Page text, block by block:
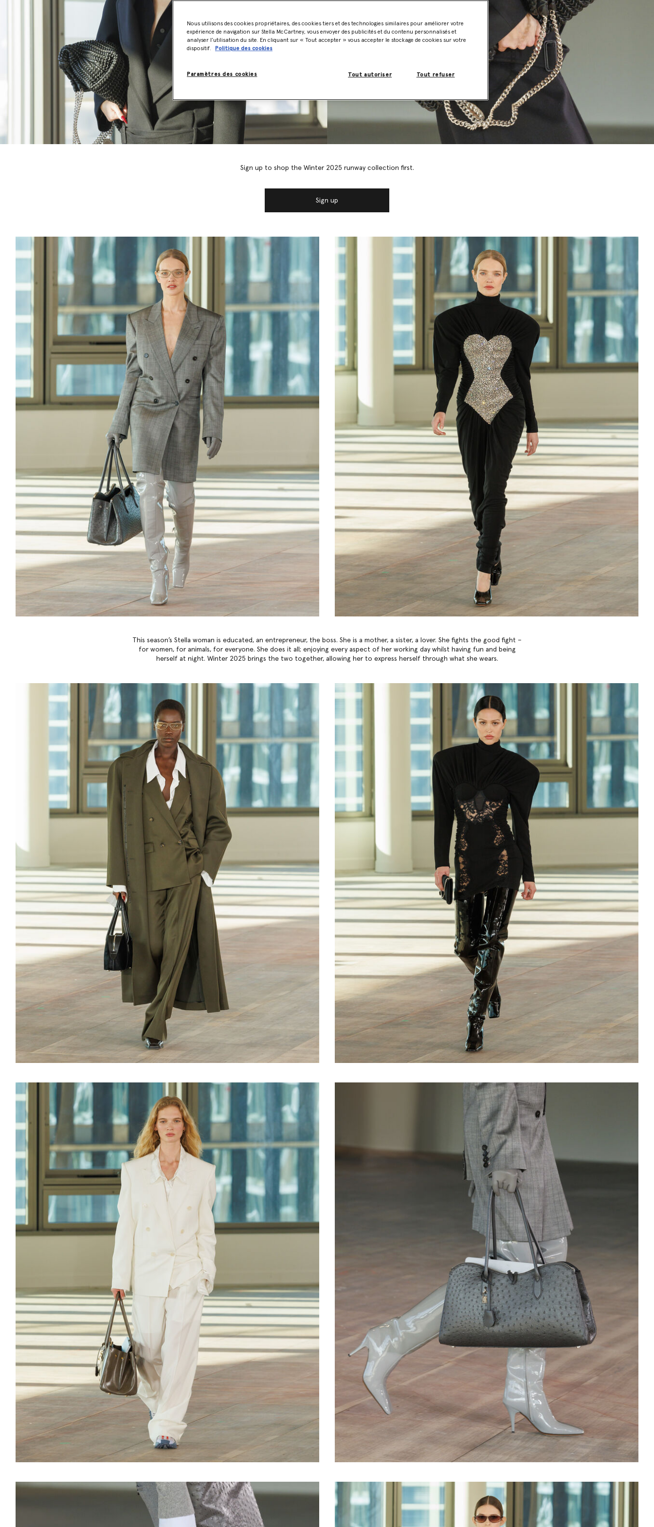
Sign up to shop the Winter 2025 runway collection first.
Sign up
This season’s Stella woman is educated, an entrepreneur, the boss. She is a mother, a sister, a lover. She fights the good fight –
for women, for animals, for everyone. She does it all; enjoying every aspect of her working day whilst having fun and being
herself at night. Winter 2025 brings the two together, allowing her to express herself through what she wears.
Nous utilisons des cookies propriétaires, des cookies tiers et des technologies similaires pour améliorer votre
expérience de navigation sur Stella McCartney, vous envoyer des publicités et du contenu personnalisés et
analyser l’utilisation du site. En cliquant sur « Tout accepter » vous accepter le stockage de cookies sur votre
dispositif.
Politique des cookies
Paramètres des cookies Tout refuser
Tout autoriser